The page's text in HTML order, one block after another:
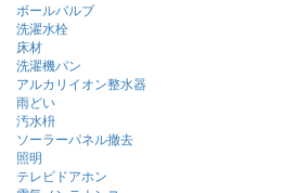
ボールバルブ
洗濯水栓
床材
洗濯機パン
アルカリイオン整水器
雨どい
汚水枡
ソーラーパネル撤去
照明
テレビドアホン